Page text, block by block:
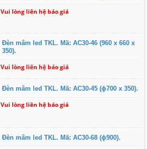
Vui lòng liên hệ báo giá
Đèn mâm led TKL. Mã: AC30-46 (960 x 660 x
350).
Vui lòng liên hệ báo giá
Đèn mâm led TKL. Mã: AC30-45 (ɸ700 x 350).
Vui lòng liên hệ báo giá
Đèn mâm led TKL. Mã: AC30-68 (ɸ900).